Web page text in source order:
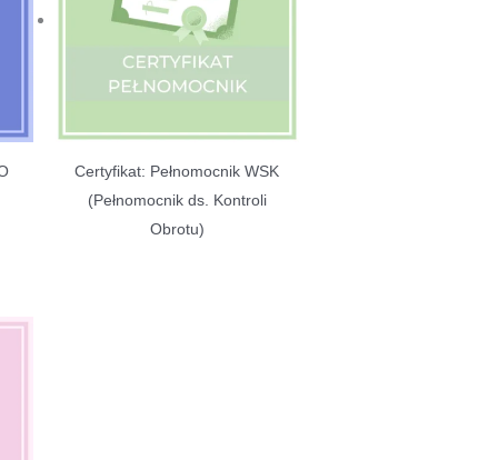
Certyfikat: Pełnomocnik WSK
(Pełnomocnik ds. Kontroli
Obrotu)